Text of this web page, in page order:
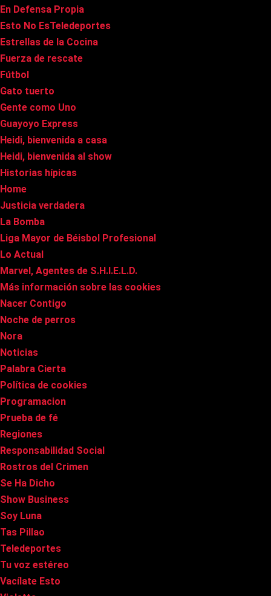
En Defensa Propia
Esto No EsTeledeportes
Estrellas de la Cocina
Fuerza de rescate
Fútbol
Gato tuerto
Gente como Uno
Guayoyo Express
Heidi, bienvenida a casa
Heidi, bienvenida al show
Historias hípicas
Home
Justicia verdadera
La Bomba
Liga Mayor de Béisbol Profesional
Lo Actual
Marvel, Agentes de S.H.I.E.L.D.
Más información sobre las cookies
Nacer Contigo
Noche de perros
Nora
Noticias
Palabra Cierta
Política de cookies
Programacion
Prueba de fé
Regiones
Responsabilidad Social
Rostros del Crimen
Se Ha Dicho
Show Business
Soy Luna
Tas Pillao
Teledeportes
Tu voz estéreo
Vacílate Esto